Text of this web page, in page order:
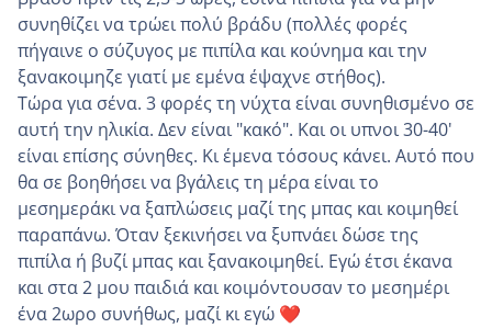
συνηθίζει να τρώει πολύ βράδυ (πολλές φορές
πήγαινε ο σύζυγος με πιπίλα και κούνημα και την
ξανακοιμηζε γιατί με εμένα έψαχνε στήθος).
Τώρα για σένα. 3 φορές τη νύχτα είναι συνηθισμένο σε
αυτή την ηλικία. Δεν είναι "κακό". Και οι υπνοι 30-40'
είναι επίσης σύνηθες. Κι έμενα τόσους κάνει. Αυτό που
θα σε βοηθήσει να βγάλεις τη μέρα είναι το
μεσημεράκι να ξαπλώσεις μαζί της μπας και κοιμηθεί
παραπάνω. Όταν ξεκινήσει να ξυπνάει δώσε της
πιπίλα ή βυζί μπας και ξανακοιμηθεί. Εγώ έτσι έκανα
και στα 2 μου παιδιά και κοιμόντουσαν το μεσημέρι
ένα 2ωρο συνήθως, μαζί κι εγώ ❤️